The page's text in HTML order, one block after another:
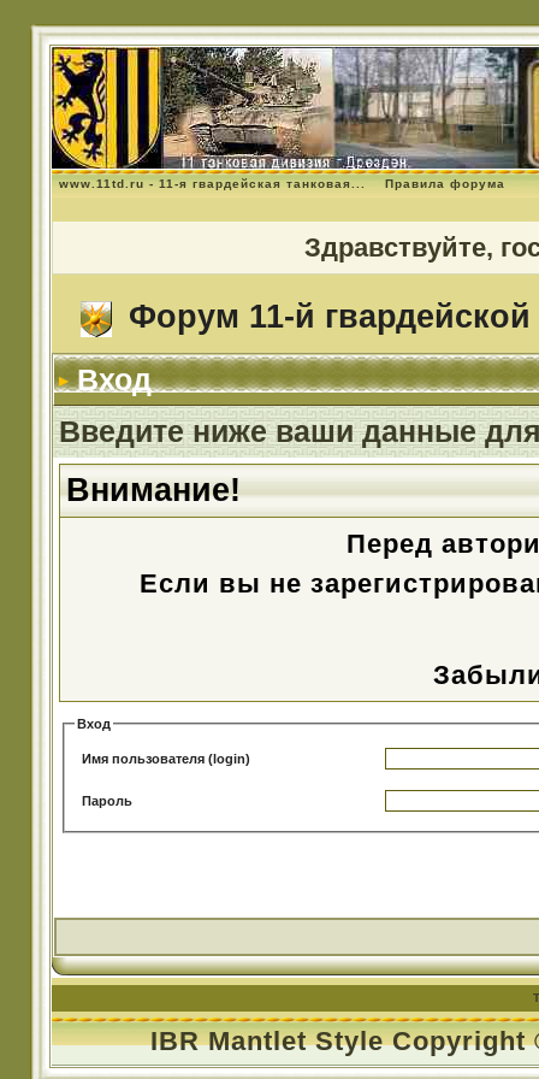
www.11td.ru - 11-я гвардейская танковая... Правила форума
Здравствуйте,
Форум 11-й гвардейской
Вход
Введите ниже ваши данные
Внимание!
Перед
Если вы не
Вход
Имя пользователя (login)
Пароль
IBR Mantlet Style Copyright